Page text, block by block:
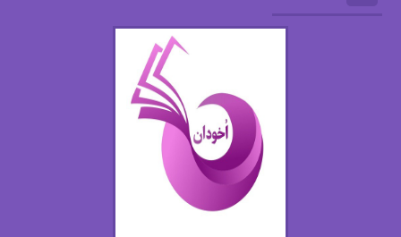
امیر فرهی
باران
بهار سلطانی
بهاره شیرازی
بهاره.م